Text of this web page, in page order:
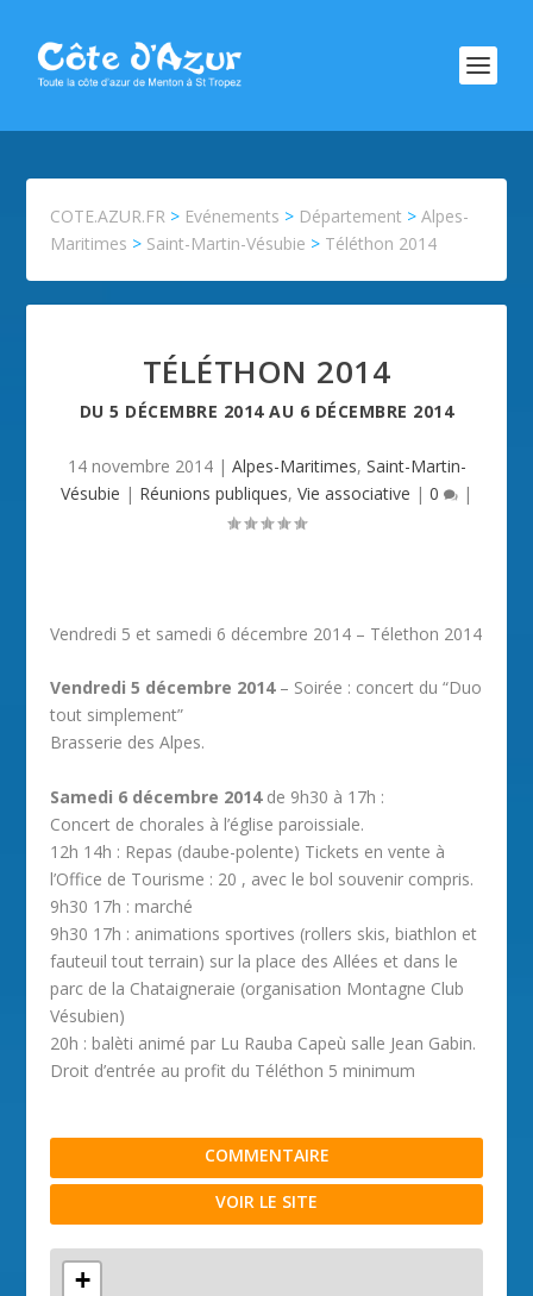
COTE.AZUR.FR > Evénements > Département >Alpes-
Maritimes > Saint-Martin-Vésubie > Téléthon 2014
TÉLÉTHON 2014
DU5 DÉCEMBRE 2014AU 6 DÉCEMBRE 2014
14 novembre 2014| Alpes-Maritimes, Saint-Martin-
Vésubie | Réunions publiques, Vie associative | 0 |
Vendredi 5 et samedi 6 décembre 2014 – Télethon 2014
Vendredi 5 décembre 2014– Soirée : concert du “Duo
tout simplement”
Brasserie des Alpes.
Samedi 6 décembre 2014de 9h30 à 17h :
Concert de chorales à l’église paroissiale.
12h 14h : Repas (daube-polente) Tickets en vente à
l’Office de Tourisme : 20 , avec le bol souvenir compris.
9h30 17h : marché
9h30 17h : animations sportives (rollers skis, biathlon et
fauteuil tout terrain) sur la place des Allées et dans le
parc de la Chataigneraie (organisation Montagne Club
Vésubien)
20h : balèti animé par Lu Rauba Capeù salle Jean Gabin.
Droit d’entrée au profit du Téléthon 5 minimum
COMMENTAIRE
VOIR LE SITE
+